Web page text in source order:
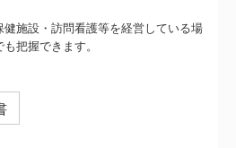
施設・訪問看護等を経営している場
把握できます。